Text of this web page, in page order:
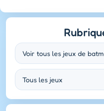
Voir tous les jeux de
Tous les jeux